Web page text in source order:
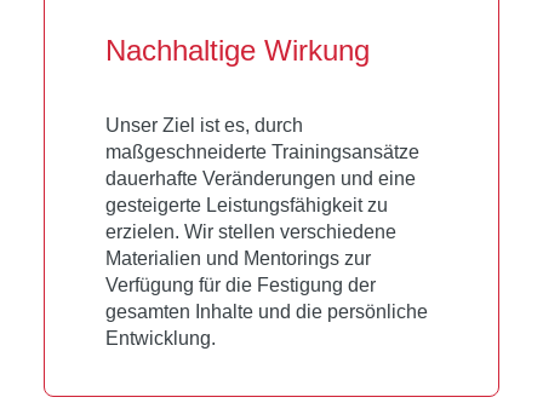
Nachhaltige Wirkung
Unser Ziel ist es, durch
maßgeschneiderte Trainingsansätze
dauerhafte Veränderungen und eine
gesteigerte Leistungsfähigkeit zu
erzielen. Wir stellen verschiedene
Materialien und Mentorings zur
Verfügung für die Festigung der
gesamten Inhalte und die persönliche
Entwicklung.